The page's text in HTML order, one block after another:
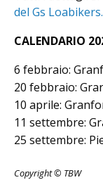
del Gs Loabikers.
CALENDARIO
6 febbraio:
20 febbraio:
10 aprile:
11 settembre:
25 settembre:
Copyright © TBW